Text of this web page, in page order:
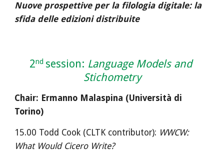
Nuove prospettive per la filologia digitale: la
sfida delle edizioni distribuite
2nd session: Language Models and
Stichometry
Chair: Ermanno Malaspina (Università di
Torino)
15.00 Todd Cook (CLTK contributor): WWCW:
What Would Cicero Write?